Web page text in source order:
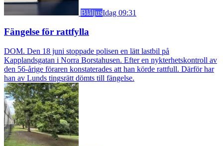
BlåljusIdag 09:31
Fängelse för rattfylla
DOM. Den 18 juni stoppade polisen en lätt lastbil på
Kapplandsgatan i Norra Borstahusen. Efter en nykterhetskontroll av
den 56-årige föraren konstaterades att han körde rattfull. Därför har
han av Lunds tingsrätt dömts till fängelse.